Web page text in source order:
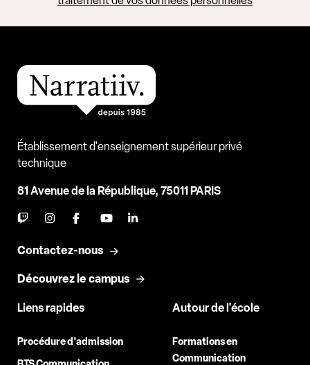
Établissement d'enseignement supérieur privé
technique
81 Avenue de la République, 75011 PARIS
Contactez-nous
Découvrez le campus
Liens rapides
Procédure d'admission
Autour de l'école
Formations en
Communication